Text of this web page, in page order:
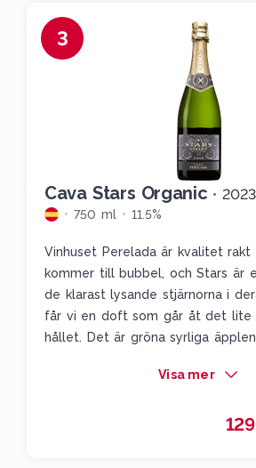
3
Cava Stars Organic • 2023
750 ml 11.5%
Vinhuset Perelada är kvalitet
kommer till bubbel, och Stars är
de klarast lysande stjärnorna i
får vi en doft som går åt det lite
hållet. Det är gröna syrliga
Texturen är mjuk och krämig och
Visa mer